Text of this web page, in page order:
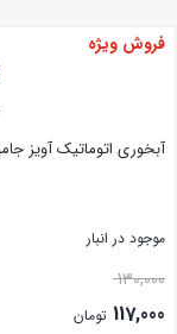
فروش ویژه
آبخوری اتوماتیک آویز
موجود در انبار
130,000
117,000 تومان